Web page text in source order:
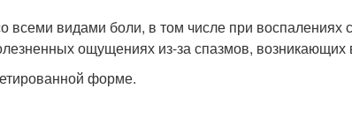
всеми видами боли, в том числе при воспалениях
ощущениях из-за спазмов, возникающих
форме.